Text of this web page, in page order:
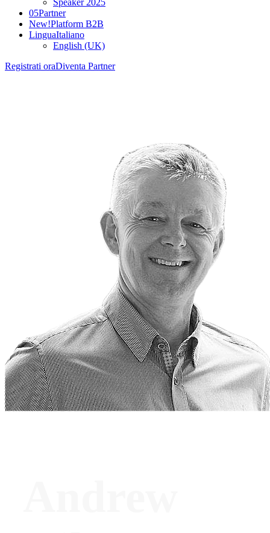
Speaker 2025
05Partner
New!Platform B2B
LinguaItaliano
English (UK)
Registrati oraDiventa Partner